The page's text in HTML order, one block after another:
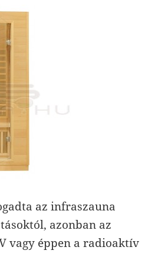
az infraszauna
azonban az
vagy éppen a radioaktív